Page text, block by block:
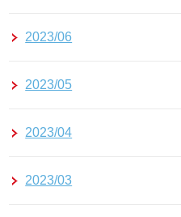
2023/06
2023/05
2023/04
2023/03